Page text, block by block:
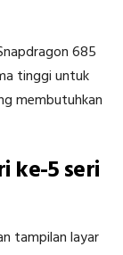
685
tinggi untuk
membutuhkan
ke-5 seri
tampilan layar